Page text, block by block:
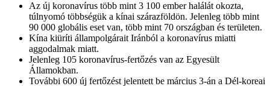
Az új koronavírus több mint 3 100 ember halálát okozta,
túlnyomó többségük a kínai szárazföldön. Jelenleg több mint
90 000 globális eset van, több mint 70 országban és területen.
Kína kiüríti állampolgárait Iránból a koronavírus miatti
aggodalmak miatt.
Jelenleg 105 koronavírus-fertőzés van az Egyesült
Államokban.
További 600 új fertőzést jelentett be március 3-án a Dél-koreai